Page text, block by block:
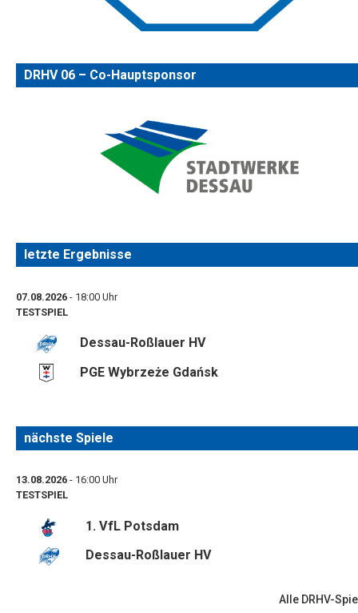
DRHV 06 – Co-Hauptsponsor
letzte Ergebnisse
07.08.2026 - 18:00 Uhr
TESTSPIEL
Dessau-Roßlauer HV
PGE Wybrzeże Gdańsk
nächste Spiele
13.08.2026 - 16:00 Uhr
TESTSPIEL
1. VfL Potsdam
Dessau-Roßlauer HV
Alle DRHV-